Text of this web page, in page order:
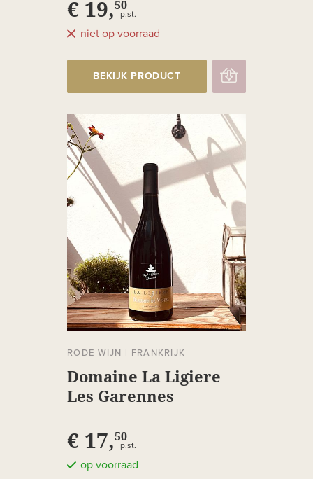
€ 19,50
p.st.
niet op voorraad
BEKIJK PRODUCT
RODE WIJN | FRANKRIJK
Domaine La Ligiere
Les Garennes
€ 17,50
p.st.
op voorraad